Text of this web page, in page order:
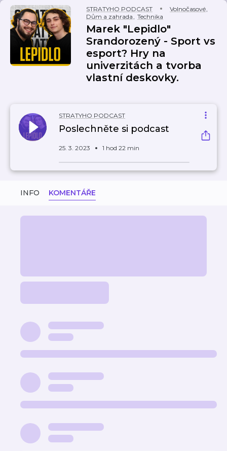
STRATYHO PODCAST Volnočasové,
Dům a zahrada, Technika
Marek "Lepidlo"
Srandorozený - Sport vs
esport? Hry na
univerzitách a tvorba
vlastní deskovky.
STRATYHO PODCAST
Poslechněte si podcast
25. 3. 2023 1 hod 22 min
INFO KOMENTÁŘE